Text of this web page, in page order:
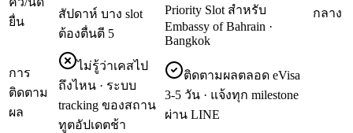
ยื่น
สัปดาห์ บาง slot
ต้องตื่นตี 5
Priority Slot สำหรับ
Embassy of Bahrain ·
Bangkok
กลาง
การ
ติดตาม
ผล
ไม่รู้ว่าเคสไป
ถึงไหน · ระบบ
tracking ของสถาน
ทูตอัปเดตช้า
ติดตามผลตลอด eVisa
3-5 วัน · แจ้งทุก milestone
ผ่าน LINE